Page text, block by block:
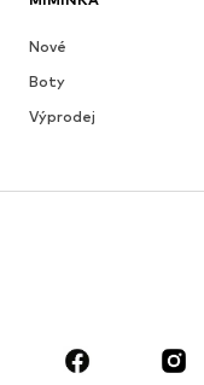
Nové
Boty
Výprodej
ZNAČKY